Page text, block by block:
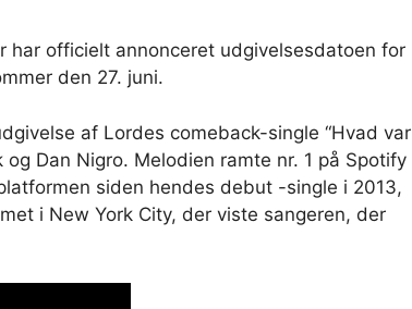
har officielt annonceret udgivelsesdatoen for
den 27. juni.
af Lordes comeback-single “Hvad var
Dan Nigro. Melodien ramte nr. 1 på Spotify
siden hendes debut -single i 2013,
i New York City, der viste sangeren, der